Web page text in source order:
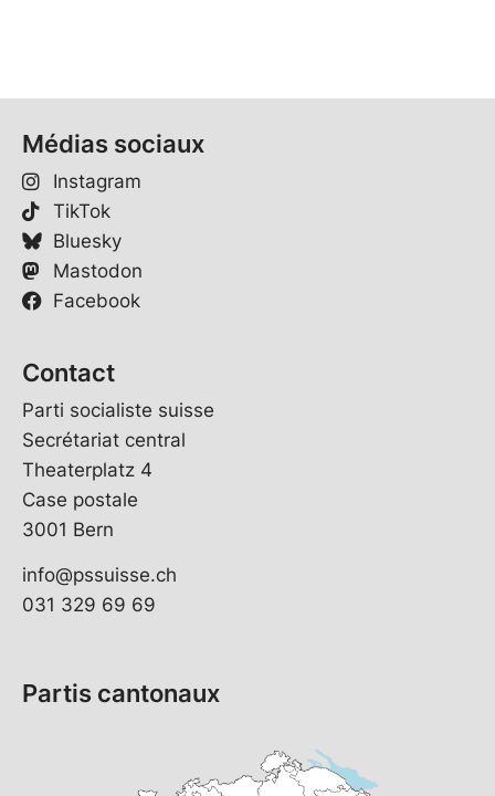
Médias sociaux
Instagram
TikTok
Bluesky
Mastodon
Facebook
Contact
Parti socialiste suisse
Secrétariat central
Theaterplatz 4
Case postale
3001 Bern
info@pssuisse.ch
031 329 69 69
Partis cantonaux